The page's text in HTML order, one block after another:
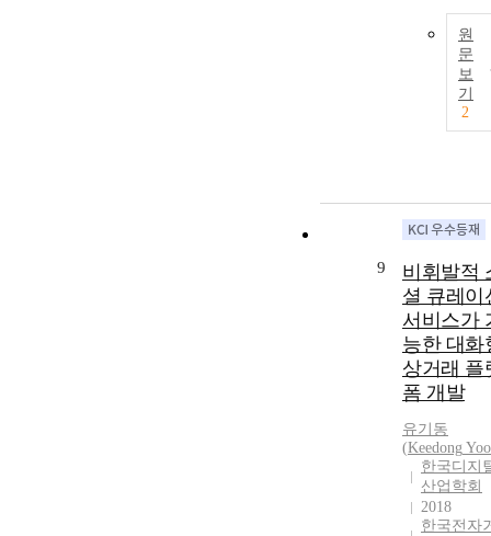
원
문
보
기
2
9
비휘발적
셜 큐레이
서비스가
능한 대화
상거래 플
폼 개발
유기동
(Keedong Yoo
한국디지
산업학회
2018
한국전자